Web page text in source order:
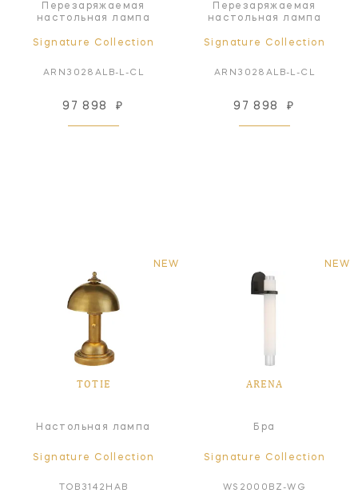
Перезаряжаемая
настольная лампа
Signature Collection
ARN3028ALB-L-CL
97 898 ₽
Перезаряжаемая
настольная лампа
Signature Collection
ARN3028ALB-L-CL
97 898 ₽
NEW
TOTIE
Настольная лампа
Signature Collection
TOB3142HAB
NEW
ARENA
Бра
Signature Collection
WS2000BZ-WG